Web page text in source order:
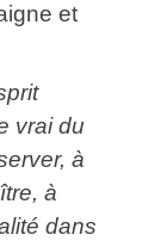
et
vrai du
à
à
dans